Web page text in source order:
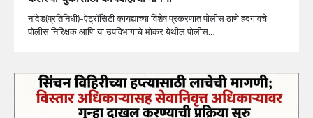
नांदेड(प्रतिनिधी)-ऍट्रॉसिटी कायद्याच्या विशेष प्रकरणात पोलीस ठाणे हदगावचे
पोलीस निरिक्षक आणि या उपविभागाचे भोकर येथील पोलीस…